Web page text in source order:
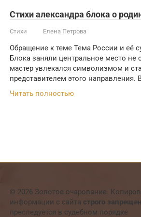
Стихи александра блока о
Стихи Елена Петрова
Обращение к теме Тема России и её
Блока заняли центральное место не
мастер увлекался символизмом и
представителем этого направления.
Читать полностью
© 2026 Золотое очарование.
информации с сайта строго
преследуется в судебном порядке